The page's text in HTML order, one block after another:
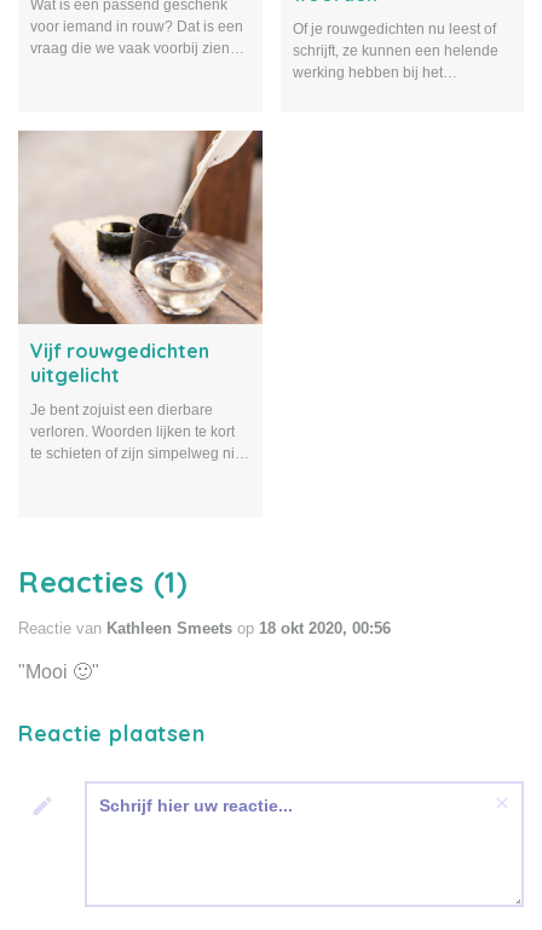
Wat is een passend geschenk
voor iemand in rouw? Dat is een
vraag die we vaak voorbij zien
aan iemand die een dierbare
iets tussen zit wat je geschikt
Of je rouwgedichten nu leest of
schrijft, ze kunnen een helende
werking hebben bij het
Vijf rouwgedichten
uitgelicht
Je bent zojuist een dierbare
verloren. Woorden lijken te kort
te schieten of zijn simpelweg niet
rouwgedichten voor je uit.
Reacties (1)
Reactie van Kathleen Smeets op 18 okt 2020, 00:56
"Mooi 🙂"
Reactie plaatsen